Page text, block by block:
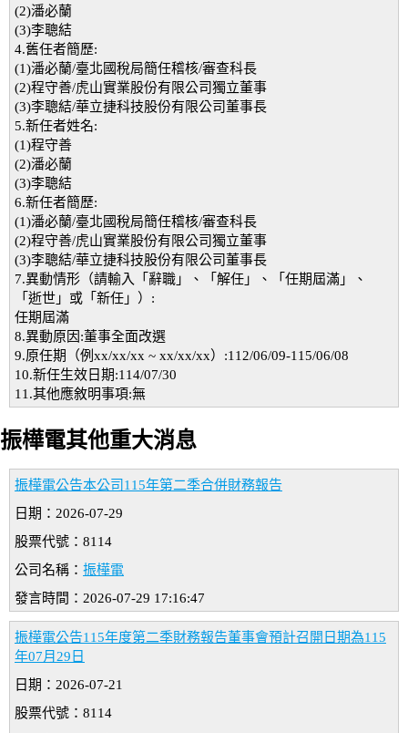
(2)潘必蘭
(3)李聰結
4.舊任者簡歷:
(1)潘必蘭/臺北國稅局簡任稽核/審查科長
(2)程守善/虎山實業股份有限公司獨立董事
(3)李聰結/華立捷科技股份有限公司董事長
5.新任者姓名:
(1)程守善
(2)潘必蘭
(3)李聰結
6.新任者簡歷:
(1)潘必蘭/臺北國稅局簡任稽核/審查科長
(2)程守善/虎山實業股份有限公司獨立董事
(3)李聰結/華立捷科技股份有限公司董事長
7.異動情形（請輸入「辭職」、「解任」、「任期屆滿」、
「逝世」或「新任」）:
任期屆滿
8.異動原因:董事全面改選
9.原任期（例xx/xx/xx ~ xx/xx/xx）:112/06/09-115/06/08
10.新任生效日期:114/07/30
11.其他應敘明事項:無
振樺電其他重大消息
振樺電公告本公司115年第二季合併財務報告
日期：2026-07-29
股票代號：8114
公司名稱： 振樺電
發言時間：2026-07-29 17:16:47
振樺電公告115年度第二季財務報告董事會預計召開日期為115
年07月29日
日期：2026-07-21
股票代號：8114